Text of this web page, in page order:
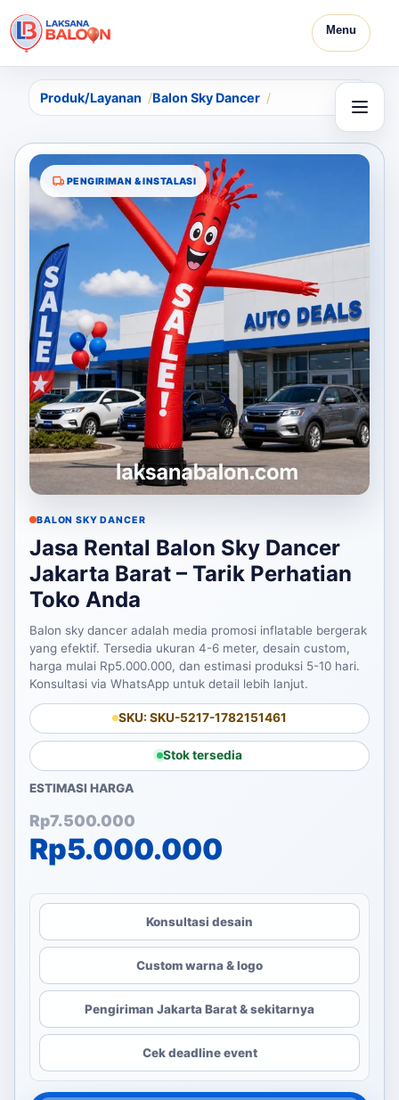
Menu
Produk/Layanan Balon Sky Dancer
PENGIRIMAN & INSTALASI
BALON SKY DANCER
Jasa Rental Balon Sky Dancer
Jakarta Barat – Tarik Perhatian
Toko Anda
Balon sky dancer adalah media promosi inflatable bergerak
yang efektif. Tersedia ukuran 4-6 meter, desain custom,
harga mulai Rp5.000.000, dan estimasi produksi 5-10 hari.
Konsultasi via WhatsApp untuk detail lebih lanjut.
SKU: SKU-5217-1782151461
Stok tersedia
ESTIMASI HARGA
Rp7.500.000
Harga aslinya adalah:
Rp5.000.000
Harga saat ini adalah:
Konsultasi desain
Custom warna & logo
Pengiriman Jakarta Barat & sekitarnya
Cek deadline event